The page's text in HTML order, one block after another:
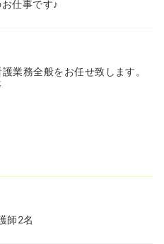
仕事です♪
業務全般をお任せ致します。
師2名